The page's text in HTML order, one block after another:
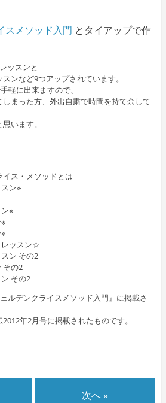
スメソッド入門 とタイアップで作
ッスンと
ンなど9つアップされています。
軽に出来ますので、
まった方、外出自粛で時間を持て余して
います。
ス・メソッドとは
ン※
※
レッスン☆
ン その2
その2
その2
ルデンクライスメソッド入門』に掲載さ
年2月号に掲載されたものです。
次へ »